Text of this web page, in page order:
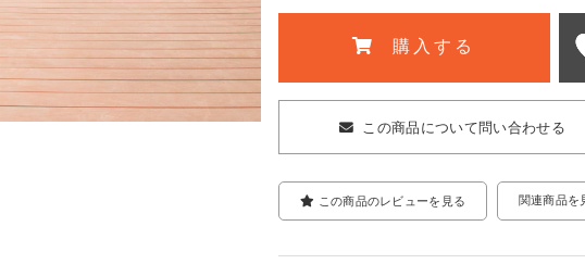
購入する
この商品について問い合わせる
この商品のレビューを見る 関連商品を